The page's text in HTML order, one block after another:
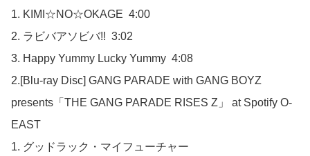
1. KIMI☆NO☆OKAGE  4:00
2. ラビバアソビバ!!  3:02
3. Happy Yummy Lucky Yummy  4:08
2.[Blu-ray Disc] GANG PARADE with GANG BOYZ
presents「THE GANG PARADE RISES Z」 at Spotify O-
EAST
1. グッドラック・マイフューチャー